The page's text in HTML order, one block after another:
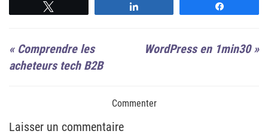
« Comprendre les
acheteurs tech B2B
WordPress en 1min30»
Commenter
Laisser un commentaire